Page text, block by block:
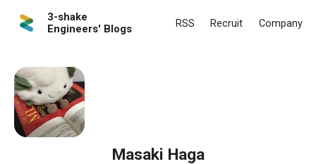
3-shake
Engineers' Blogs
RSS Recruit Company
Masaki Haga